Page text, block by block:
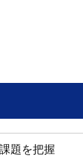
題を把握